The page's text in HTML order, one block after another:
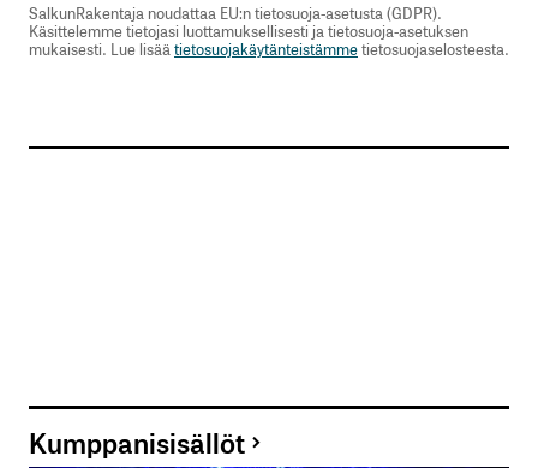
SalkunRakentaja noudattaa EU:n tietosuoja-asetusta (GDPR).
Käsittelemme tietojasi luottamuksellisesti ja tietosuoja-asetuksen
mukaisesti. Lue lisäätietosuojakäytänteistämmetietosuojaselosteesta.
Kumppanisisällöt